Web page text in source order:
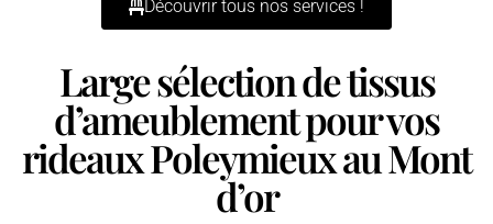
Découvrir tous nos services !
Large sélection de tissus
d’ameublement pour vos
rideaux Poleymieux au Mont
d’or